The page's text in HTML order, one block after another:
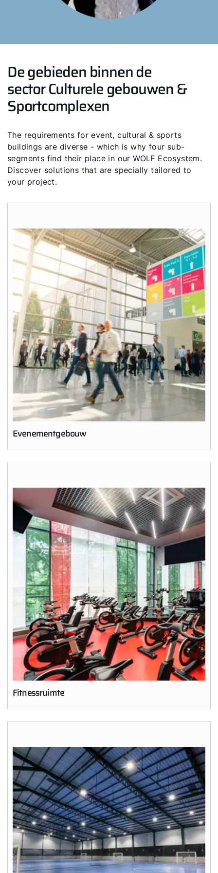
De gebieden binnen de
sector Culturele gebouwen &
Sportcomplexen
The requirements for event, cultural & sports
buildings are diverse - which is why four sub-
segments find their place in our WOLF Ecosystem.
Discover solutions that are specially tailored to
your project.
Evenementgebouw
Fitnessruimte
Hallo!
Hoe kunnen wij u helpen?
Contact met het team
Contactformulier
Mail de WOLF Service
Adresgegevens
Ook interessant?
Downloads
Service App